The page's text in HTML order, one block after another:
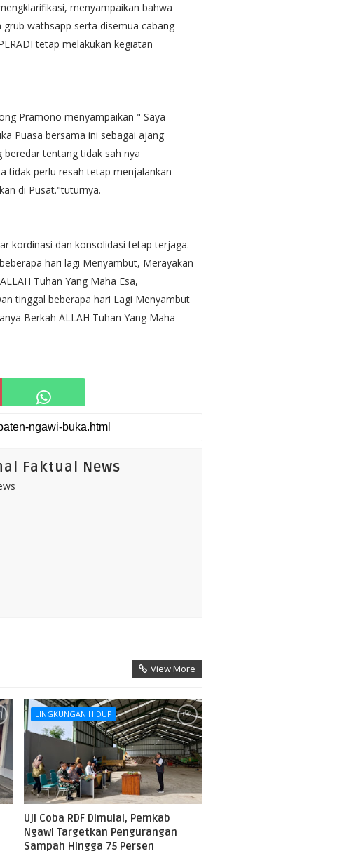
menyampaikan bahwa
wathsapp serta disemua cabang
tetap melakukan kegiatan
Pramono menyampaikan " Saya
Puasa bersama ini sebagai ajang
tentang tidak sah nya
tidak perlu resah tetap menjalankan
di Pusat."tuturnya.
kordinasi dan konsolidasi tetap terjaga.
hari lagi Menyambut, Merayakan
Tuhan Yang Maha Esa,
tinggal beberapa hari Lagi Menyambut
Berkah ALLAH Tuhan Yang Maha
Faktual News
View More
LINGKUNGAN HIDUP
Uji Coba RDF Dimulai, Pemkab
Ngawi Targetkan Pengurangan
Sampah Hingga 75 Persen